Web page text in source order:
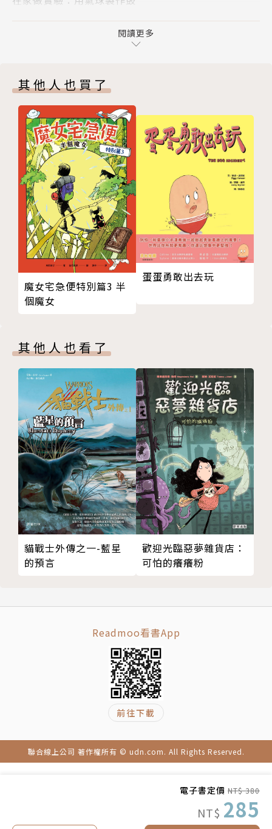
電子書定價 NT$ 380
NT$ 285
等經典童話，每個故事都能引出許多有趣的「為什
・鳥的羽毛真的可以織布嗎？
・雲到底在多高的地方？
・金蛋如果是真的，一顆值多少錢？
・魚游得這麼快，靠的是什麼本領？
這些看似童話裡的奇想，其實都可以用科學一一解答！
透過每則童話激發出的問答，孩子不再只是聽故事，而
是開始參與故事，
從聲音的震動、雲層的高度、植物的生長、星星的位
置、房屋的結構等主題切入，
對應自然科學核心領域：聲音、天氣、動植物、宇宙、
建築⋯⋯
幫助孩子將「知識」轉化為「生活理解」：
雲；
・北風真的那麼冷嗎？那是因為風的生成有一套複雜的
能量機制；
・不來梅樂隊的樂器其實可以自己做，用橡皮筋、面紙
盒就能發出聲音！
無論你是孩子、家長還是老師，
這本書都將顛覆你對童話與科學的印象──
原來，那些我們熟悉的故事，藏有這麼多細節與答案等
著我們去發現！
這是一場從閱讀出發的科學素養訓練，也是讓孩子在日
常中養成思辨力的遊戲。
孩子「敢提問、會查找、能解釋」──
展開一場驚喜又有趣的科學探索之旅！
朱慶琪／國立中央大學物理系副教授
盧俊良／岳明國中小自然老師、 fb「阿魯米玩科學」
「童話，是孩子想像力的起點；科學，是他們探索世界
的第一步。《童話裡的酷科學》就像一位溫柔的引路
Q 「合唱」為什麼悅耳動聽？
Q 鼴鼠為什麼害怕陽光呢？
Q 燕子從哪裡來？又往哪裡去？
傑克與魔豆 » 雲的奧祕
Q 傑克帶回來的「魔豆」是什麼豆？
Q 我也想要站在雲上！可以嗎？
Q 故事中的魔豆長到了多高？
Q 「金蛋」有多大？
三隻小豬 » 建築的奧祕
Q 草屋、木屋、磚屋分別是什麼樣的房子？
Q 如果三隻小豬合力蓋房子，會是什麼樣的房子呢？
Q 高塔遇到地震不會倒塌嗎？
人魚公主 » 魚類的奧祕
Q 為什麼魚類不能在陸地上、人類不能在水裡生活？
Q 我們在游泳的時候，手腳要怎麼活動呢？
在家做實驗：自製小船比一比
螞蟻與螽斯 » 昆蟲的奧祕
Q 螽斯是什麼樣的昆蟲？
Q 除了螽斯之外，還有其他「會唱歌的昆蟲」嗎？
Q 螞蟻的家裡長什麼樣子呢？
牛郎與織女 » 宇宙的奧祕
Q 七夕故事裡的星星是哪兩顆？
Q 織女星與牽牛星在哪裡？
Q 為什麼七夕是7月7日？
Q 冬天看不到夏季大三角嗎？
在家做實驗：一起來做星座傘
糖果屋 » 甜點的奧祕
Q 為什麼糖果和餅乾是硬的？
Q 為什麼巧克力那麼容易融化？
Q 真的有會發光的竹子嗎？
Q 竹子長大需要多久？
Q 為什麼月亮的形狀會變？
Q 人類可以住在月亮上嗎？
Q 蕪菁是什麼樣的蔬菜？
Q 那棵「大蕪菁」到底有多重？
在家做實驗：挑戰兩邊平衡
閱讀更多
其他人也買了
魔女宅急便特別篇3 半
個魔女
蛋蛋勇敢出去玩
其他人也看了
貓戰士外傳之一-藍星
的預言
歡迎光臨惡夢雜貨店：
可怕的癢癢粉
Readmoo看書App
前往下載
聯合線上公司 著作權所有 © udn.com. All Rights Reserved.